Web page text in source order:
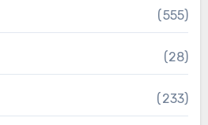
(555)
(28)
(233)